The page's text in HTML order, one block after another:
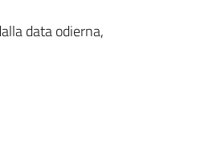
data odierna,